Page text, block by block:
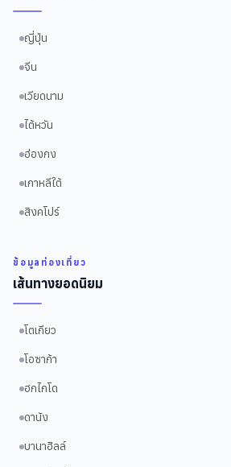
ญี่ปุ่น
จีน
เวียดนาม
ไต้หวัน
ฮ่องกง
เกาหลีใต้
สิงคโปร์
ข้อมูลท่องเที่ยว
เส้นทางยอดนิยม
โตเกียว
โอซาก้า
ฮกไกโด
ดานัง
บานาฮิลล์